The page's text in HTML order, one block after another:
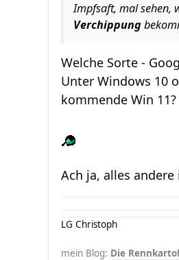
Impfsaft, mal sehen,
Verchippung
Welche Sorte -
Unter Windows 10
kommende Win 11?
Ach ja, alles
LG Christoph
mein Blog: Die